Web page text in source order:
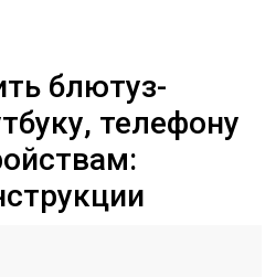
блютуз-
телефону